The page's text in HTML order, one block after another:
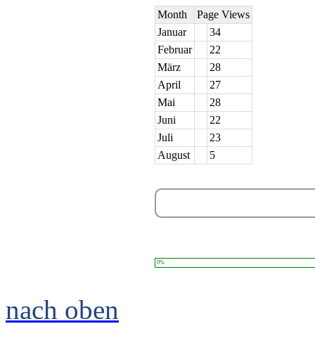
Month
Page Views
Januar
34
Februar
22
März
28
April
27
Mai
28
Juni
22
Juli
23
August
5
0%
nach oben